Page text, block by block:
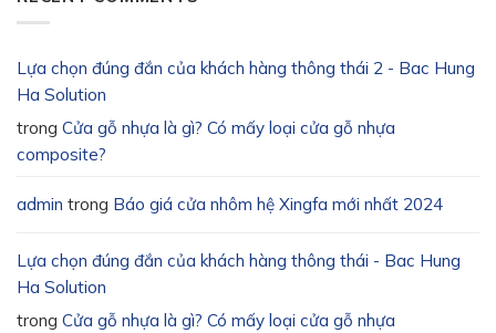
Lựa chọn đúng đắn của khách hàng thông thái 2 - Bac Hung
Ha Solution
trong Cửa gỗ nhựa là gì? Có mấy loại cửa gỗ nhựa
composite?
admin trong Báo giá cửa nhôm hệ Xingfa mới nhất 2024
Lựa chọn đúng đắn của khách hàng thông thái - Bac Hung
Ha Solution
trong Cửa gỗ nhựa là gì? Có mấy loại cửa gỗ nhựa